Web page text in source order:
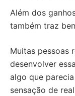
Além dos
também traz
Muitas pessoas
desenvolver
algo que
sensação de